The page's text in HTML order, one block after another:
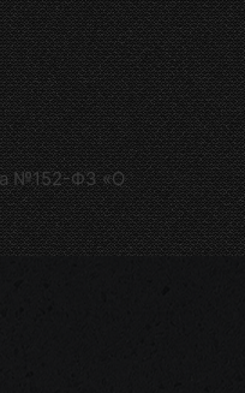
№152-Ф3 «О